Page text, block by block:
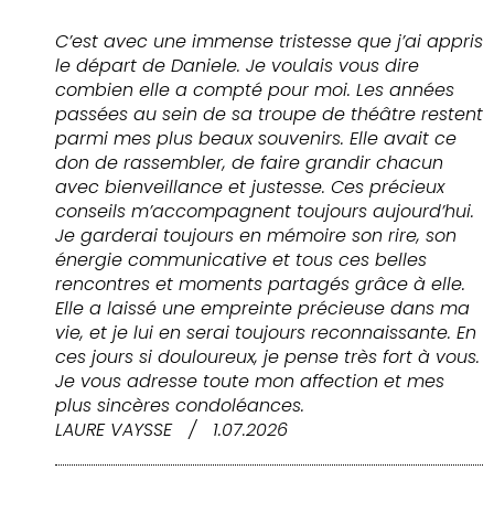
C’est avec une immense tristesse que j’ai appris
le départ de Daniele. Je voulais vous dire
combien elle a compté pour moi. Les années
passées au sein de sa troupe de théâtre restent
parmi mes plus beaux souvenirs. Elle avait ce
don de rassembler, de faire grandir chacun
avec bienveillance et justesse. Ces précieux
conseils m’accompagnent toujours aujourd’hui.
Je garderai toujours en mémoire son rire, son
énergie communicative et tous ces belles
rencontres et moments partagés grâce à elle.
Elle a laissé une empreinte précieuse dans ma
vie, et je lui en serai toujours reconnaissante. En
ces jours si douloureux, je pense très fort à vous.
Je vous adresse toute mon affection et mes
plus sincères condoléances.
LAURE VAYSSE
/ 1.07.2026